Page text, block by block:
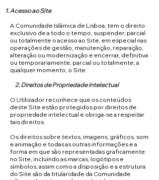
Acesso ao Site
A Comunidade Islâmica de Lisboa, tem o direito
exclusivo de a todo o tempo, suspender, parcial
ou totalmente o acesso ao Site, em especial nas
operações de gestão, manutenção, reparação,
alteração ou modernização e encerrar, definitiva
ou temporariamente, parcial ou totalmente, a
qualquer momento, o Site.
2. Direitos de Propriedade Intelectual
O Utilizador reconhece que os conteúdos
deste Site estão protegidos por direitos de
propriedade intelectual e obriga-se a respeitar
tais direitos.
Os direitos sobre textos, imagens, gráficos, som
e animação e todas as outras informações e a
forma em que são representadas graficamente
no Site, incluindo as marcas, logótipos e
símbolos, assim como a disposição e a estrutura
do Site são da titularidade da Comunidade